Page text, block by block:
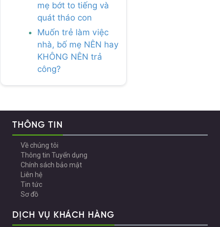
mẹ bớt to tiếng và
quát tháo con
Muốn trẻ làm việc
nhà, bố mẹ NÊN hay
KHÔNG NÊN trả
công?
THÔNG TIN
Về chúng tôi
Thông tin Tuyển dụng
Chính sách bảo mật
Liên hệ
Tin tức
Sơ đồ
DỊCH VỤ KHÁCH HÀNG